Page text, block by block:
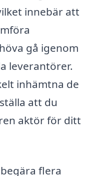
innebär att
gå igenom
leverantörer.
inhämtna de
att du
aktör för ditt
flera